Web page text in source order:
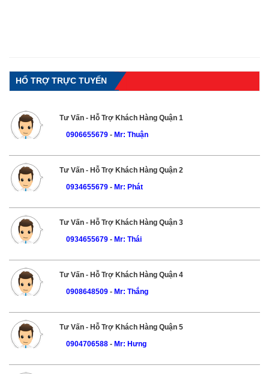
HỔ TRỢ TRỰC TUYẾN
Tư Vấn - Hỗ Trợ Khách Hàng Quận 1
0906655679 - Mr: Thuận
Tư Vấn - Hỗ Trợ Khách Hàng Quận 2
0934655679- Mr: Phát
Tư Vấn - Hỗ Trợ Khách Hàng Quận 3
0934655679- Mr: Thái
Tư Vấn - Hỗ Trợ Khách Hàng Quận 4
0908648509- Mr: Thắng
Tư Vấn - Hỗ Trợ Khách Hàng Quận 5
0904706588- Mr: Hưng